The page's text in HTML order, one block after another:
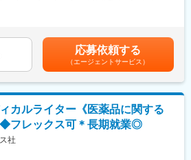
とが可能です。
売を行っています。
美容クリニックや大手脱毛クリニックの立
もある当社CEOと、業界で名前の知られる
代表がタッグを組み「矯正を通じて笑顔に
という志によって生まれたブランドです。
の金額であり、選考を通じて上下する可能性
額)は固定手当を含めた表記です。
応募依頼する
（エージェントサービス）
カルライター《医薬品に関する
フレックス可＊長期就業◎
社